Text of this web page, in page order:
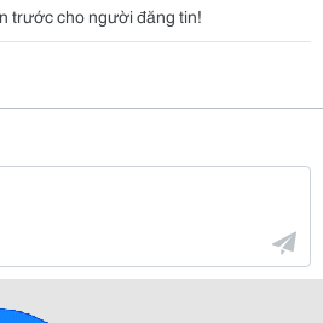
trước cho người đăng tin!